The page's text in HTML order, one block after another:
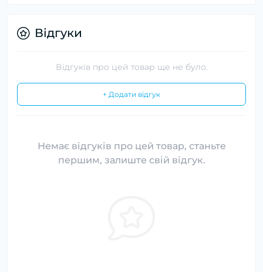
Відгуки
Відгуків про цей товар ще не було.
+ Додати відгук
Немає відгуків про цей товар, станьте
першим, залиште свій відгук.